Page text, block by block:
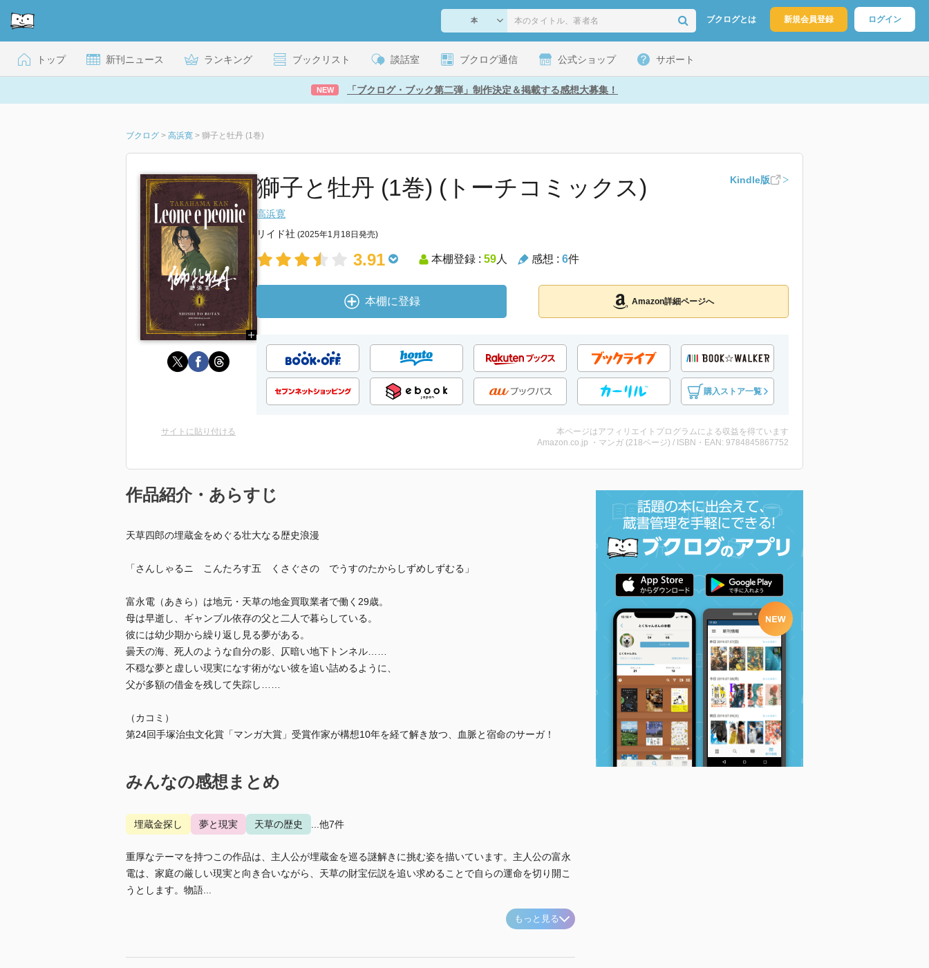
ブクログとは 新規会員登録 ログイン
トップ 新刊ニュース ランキング ブックリスト 談話室 ブクログ通信 公式ショップ サポート
NEW 「ブクログ・ブック第二弾」制作決定＆掲載する感想大募集！
ブクログ > 高浜寛 > 獅子と牡丹 (1巻)
獅子と牡丹 (1巻) (トーチコミックス) Kindle版
高浜寛
リイド社 (2025年1月18日発売)
3.91 本棚登録 : 59人 感想 : 6件
本棚に登録 Amazon詳細ページへ
購入ストア一覧
サイトに貼り付ける
本ページはアフィリエイトプログラムによる収益を得ています
Amazon.co.jp ・マンガ (218ページ) / ISBN・EAN: 9784845867752
作品紹介・あらすじ
天草四郎の埋蔵金をめぐる壮大なる歴史浪漫
「さんしゃるニ こんたろす五 くさぐさの でうすのたからしずめしずむる」
富永電（あきら）は地元・天草の地金買取業者で働く29歳。
母は早逝し、ギャンブル依存の父と二人で暮らしている。
彼には幼少期から繰り返し見る夢がある。
曇天の海、死人のような自分の影、仄暗い地下トンネル……
不穏な夢と虚しい現実になす術がない彼を追い詰めるように、
父が多額の借金を残して失踪し……
（カコミ）
第24回手塚治虫文化賞「マンガ大賞」受賞作家が構想10年を経て解き放つ、血脈と宿命のサーガ！
みんなの感想まとめ
埋蔵金探し 夢と現実 天草の歴史 ...他7件
重厚なテーマを持つこの作品は、主人公が埋蔵金を巡る謎解きに挑む姿を描いています。主人公の富永
電は、家庭の厳しい現実と向き合いながら、天草の財宝伝説を追い求めることで自らの運命を切り開こ
うとします。物語...
もっと見る